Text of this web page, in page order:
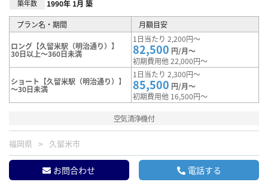
築年数 1990年 1月 築
プラン名・期間 月額目安
ロング【久留米駅（明治通り）】
30日以上～360日未満
1日当たり 2,200円～
82,500 円/月～
初期費用他 22,000円～
ショート【久留米駅（明治通り）】
～30日未満
1日当たり 2,300円～
85,500 円/月～
初期費用他 16,500円～
空気清浄機付
福岡県 久留米市
お問合わせ 電話する